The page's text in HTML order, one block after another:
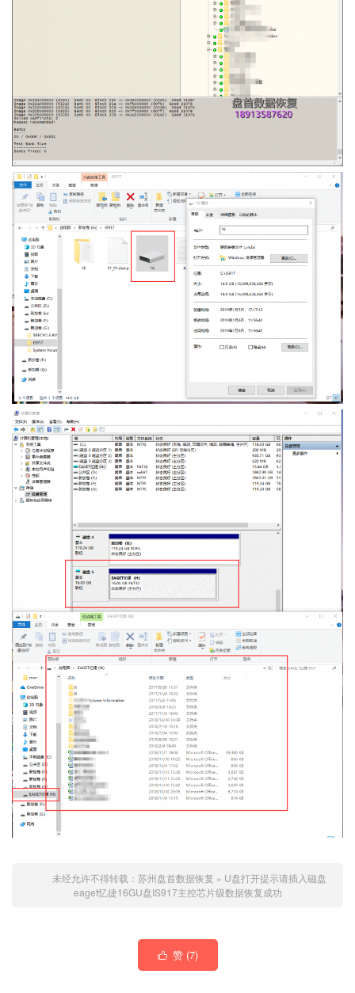
未经允许不得转载： 苏州盘首数据恢复 » U盘打开提示请插入磁盘
eaget忆捷16GU盘IS917主控芯片级数据恢复成功
 赞 (7)